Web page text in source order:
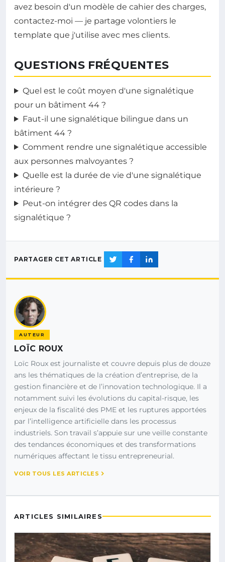
avez besoin d'un modèle de cahier des charges,
contactez-moi — je partage volontiers le
template que j'utilise avec mes clients.
QUESTIONS FRÉQUENTES
Quel est le coût moyen d'une signalétique
pour un bâtiment 44 ?
Faut-il une signalétique bilingue dans un
bâtiment 44 ?
Comment rendre une signalétique accessible
aux personnes malvoyantes ?
Quelle est la durée de vie d'une signalétique
intérieure ?
Peut-on intégrer des QR codes dans la
signalétique ?
PARTAGER CET ARTICLE
AUTEUR
LOÏC ROUX
Loïc Roux est journaliste et couvre depuis plus de douze
ans les thématiques de la création d’entreprise, de la
gestion financière et de l’innovation technologique. Il a
notamment suivi les évolutions du capital-risque, les
enjeux de la fiscalité des PME et les ruptures apportées
par l’intelligence artificielle dans les processus
industriels. Son travail s’appuie sur une veille constante
des tendances économiques et des transformations
numériques affectant le tissu entrepreneurial.
VOIR TOUS LES ARTICLES
ARTICLES SIMILAIRES